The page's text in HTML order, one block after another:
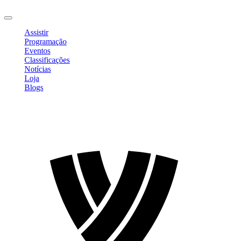
Assistir
Programação
Eventos
Classificações
Notícias
Loja
Blogs